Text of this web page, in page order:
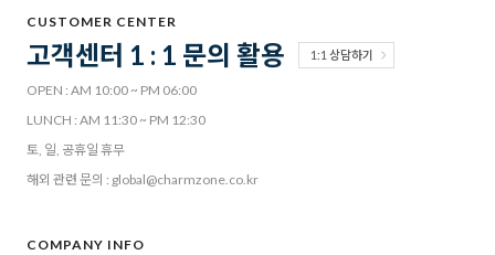
CUSTOMER CENTER
고객센터 1 : 1 문의 활용 1:1 상담하기
OPEN : AM 10:00 ~ PM 06:00
LUNCH : AM 11:30 ~ PM 12:30
토, 일, 공휴일 휴무
해외 관련 문의 : global@charmzone.co.kr
COMPANY INFO